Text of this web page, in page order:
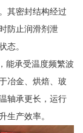
其密封结构经过
防止润滑剂泄
态。
能承受温度频繁波
冶金、烘焙、玻
轴承更长，运行
生产效率。